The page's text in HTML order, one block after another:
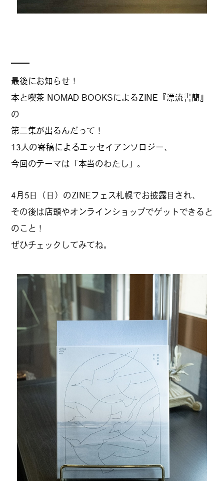
最後にお知らせ！
本と喫茶 NOMAD BOOKSによるZINE『漂流書簡』
の
第二集が出るんだって！
13人の寄稿によるエッセイアンソロジー、
今回のテーマは「本当のわたし」。
4月5日（日）のZINEフェス札幌でお披露目され、
その後は店頭やオンラインショップでゲットできると
のこと！
ぜひチェックしてみてね。